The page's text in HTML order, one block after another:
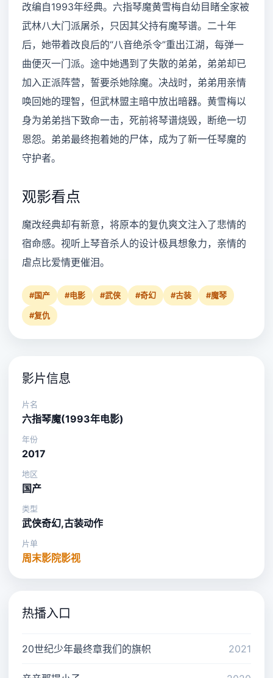
改编自1993年经典。六指琴魔黄雪梅自幼目睹全家被
武林八大门派屠杀，只因其父持有魔琴谱。二十年
后，她带着改良后的“八音绝杀令”重出江湖，每弹一
曲便灭一门派。途中她遇到了失散的弟弟，弟弟却已
加入正派阵营，誓要杀她除魔。决战时，弟弟用亲情
唤回她的理智，但武林盟主暗中放出暗器。黄雪梅以
身为弟弟挡下致命一击，死前将琴谱烧毁，断绝一切
恩怨。弟弟最终抱着她的尸体，成为了新一任琴魔的
守护者。
观影看点
魔改经典却有新意，将原本的复仇爽文注入了悲情的
宿命感。视听上琴音杀人的设计极具想象力，亲情的
虐点比爱情更催泪。
#国产 #电影 #武侠 #奇幻 #古装 #魔琴
#复仇
影片信息
片名
六指琴魔(1993年电影)
年份
2017
地区
国产
类型
武侠奇幻,古装动作
片单
周末影院影视
热播入口
20世纪少年最终章我们的旗帜 2021